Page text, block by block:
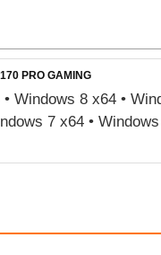
PRO GAMING
Windows 8 x64 •
7 x64 •